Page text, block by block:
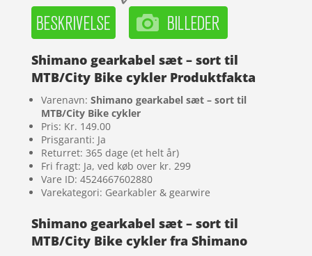
Shimano gearkabel sæt – sort til
MTB/City Bike cykler Produktfakta
Varenavn: Shimano gearkabel sæt – sort til
MTB/City Bike cykler
Pris: Kr. 149.00
Prisgaranti: Ja
Returret: 365 dage (et helt år)
Fri fragt: Ja, ved køb over kr. 299
Vare ID: 4524667602880
Varekategori: Gearkabler & gearwire
Shimano gearkabel sæt – sort til
MTB/City Bike cykler fra Shimano